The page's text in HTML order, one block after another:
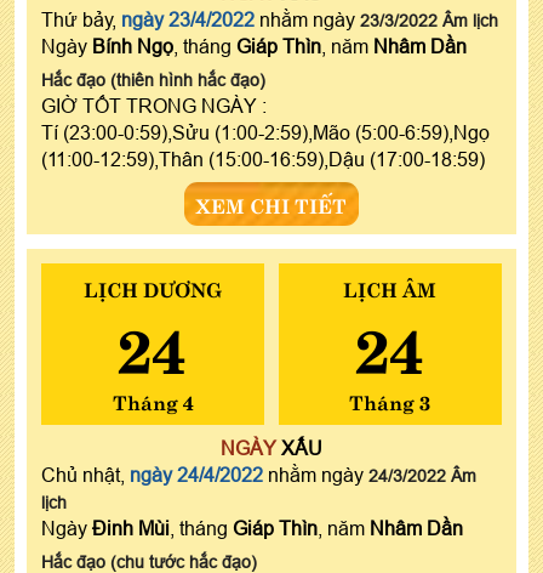
Thứ bảy, ngày 23/4/2022 nhằm ngày 23/3/2022 Âm lịch
Ngày Bính Ngọ , tháng Giáp Thìn , năm Nhâm Dần
Hắc đạo (thiên hình hắc đạo)
GIỜ TỐT TRONG NGÀY :
Tí (23:00-0:59),Sửu (1:00-2:59),Mão (5:00-6:59),Ngọ
(11:00-12:59),Thân (15:00-16:59),Dậu (17:00-18:59)
XEM CHI TIẾT
LỊCH DƯƠNG
24
Tháng 4
LỊCH ÂM
24
Tháng 3
NGÀYXẤU
Chủ nhật, ngày 24/4/2022 nhằm ngày 24/3/2022 Âm
lịch
Ngày Đinh Mùi , tháng Giáp Thìn , năm Nhâm Dần
Hắc đạo (chu tước hắc đạo)